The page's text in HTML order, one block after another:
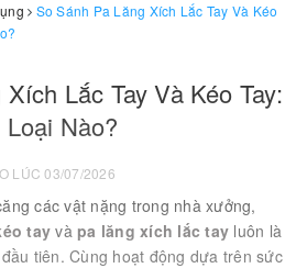
So Sánh Pa Lăng Xích Lắc Tay Và Kéo
Lắc Tay Và Kéo Tay:
Nào?
LÚC 03/07/2026
các vật nặng trong nhà xưởng,
tay và pa lăng xích lắc tay luôn là
tiên. Cùng hoạt động dựa trên sức